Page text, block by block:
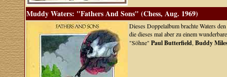
Muddy Waters: "Fathers And Sons" (Chess, Aug. 1969)
Dieses Doppelalbum brachte Waters
die dieses mal aber zu einem
"Söhne" Paul Butterfield, Buddy